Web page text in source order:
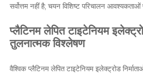
सर्वोत्तम नहीं है; चयन विशिष्ट परिचालन आवश्यकताओं
प्लैटिनम लेपित टाइटेनियम
तुलनात्मक विश्लेषण
वैश्विक प्लैटिनम लेपित टाइटेनियम इलेक्ट्रोड